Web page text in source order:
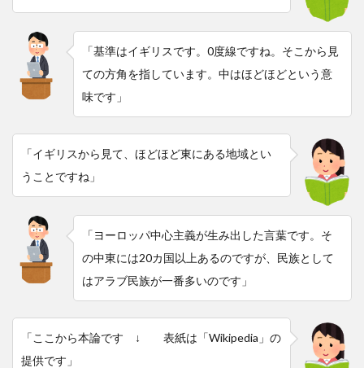
「基準はイギリスです。0度線ですね。そこから見
ての方角を指しています。中はほどほどという意
味です」
「イギリスから見て、ほどほど東にある地域とい
うことですね」
「ヨーロッパ中心主義が生み出した言葉です。そ
の中東には20カ国以上あるのですが、民族として
はアラブ民族が一番多いのです」
「ここから本論です ↓ 表紙は「Wikipedia」の
提供です」